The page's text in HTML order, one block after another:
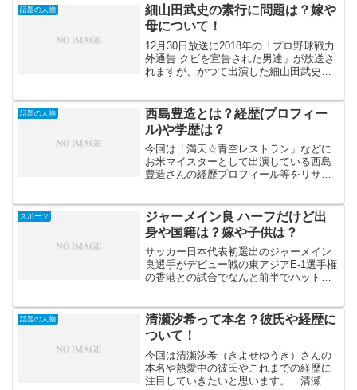
話題の人物
細山田武史の素行に問題は？嫁や
母について！
12月30日放送に2018年の「プロ野球戦力
外通告 クビを宣告された男達」が放送さ
れますが、かつて出演した細山田武史
山田武史と検索すると候補に出てくる「
細山田武史 素...
話題の人物
西島豊造とは？経歴(プロフィー
ル)や学歴は？
今回は「満天☆青空レストラン」などに
お米マイスターとして出演している西島
豊造さんの経歴プロフィール等をリサー
ね！皆さんはもう新米を食べられました
か？ お米マイスターの西島...
スポーツ
ジャーメイン良 ハーフだけど出
身や国籍は？嫁や子供は？
サッカー日本代表初選出のジャーメイン
良選手がデビュー戦の東アジアE-1選手権
の香港との試合でなんと前半でハットト
は終わらずにその後もゴールを決め前半
30分足らずで4得点...
話題の人物
清瀬汐希って本名？彼氏や経歴に
ついて！
今回は清瀬汐希（きよせゆうき）さんの
本名や熱愛中の彼氏やこれまでの経歴に
注目していきたいと思います。 清瀬汐